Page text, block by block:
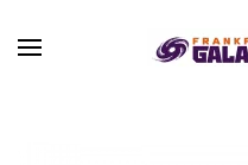
Skip to main content